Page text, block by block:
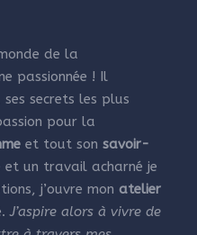
de la
passionnée ! Il
ses secrets les plus
pour la
et tout son savoir-
et un travail acharné je
j’ouvre mon atelier
J’aspire alors à vivre de